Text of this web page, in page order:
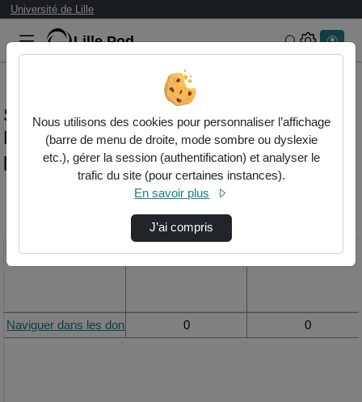
Université de Lille
Lille.Pod Rechercher
Statistiques de visualisation de la vidéo
Naviguer dans les données kibana
principe de base
Titre Vue de la journée Vue du mois
Naviguer dans les données Kibana principe de base
0 0
Nous utilisons des cookies pour personnaliser l’affichage
(barre de menu de droite, mode sombre ou dyslexie
etc.), gérer la session (authentification) et analyser le
trafic du site (pour certaines instances).
En savoir plus
J’ai compris